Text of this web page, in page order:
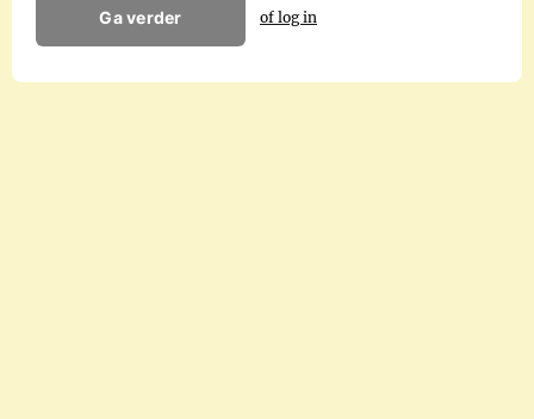
Ga verder of log in